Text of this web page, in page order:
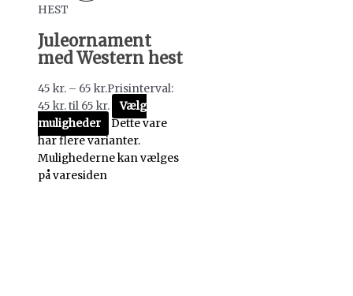
HEST
Juleornament
med Western hest
45 kr. – 65 kr.Prisinterval:
45 kr. til 65 kr.
Vælg
muligheder
Dette vare
har flere varianter.
Mulighederne kan vælges
på varesiden